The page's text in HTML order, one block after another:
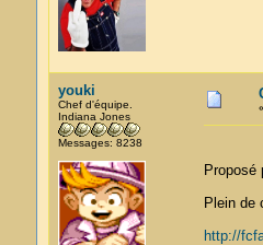
youki
Chef d'équipe.
Indiana Jones
Messages: 8238
«
Proposé
Plein de
http://